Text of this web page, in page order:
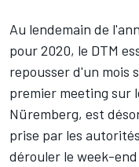
Au lendemain de
pour 2020, le DTM
repousser d'un mois
premier meeting sur
Nüremberg, est
prise par les
dérouler le week-